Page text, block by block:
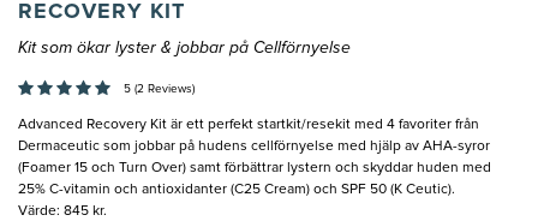
RECOVERY KIT
Kit som ökar lyster & jobbar på Cellförnyelse
5 (2 Reviews)
Advanced Recovery Kit är ett perfekt startkit/resekit med 4 favoriter från
Dermaceutic som jobbar på hudens cellförnyelse med hjälp av AHA-syror
(Foamer 15 och Turn Over) samt förbättrar lystern och skyddar huden med
25% C-vitamin och antioxidanter (C25 Cream) och SPF 50 (K Ceutic).
Värde: 845 kr.